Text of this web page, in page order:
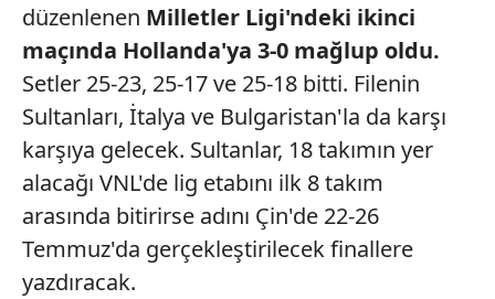
düzenlenen Milletler Ligi'ndeki ikinci
maçında Hollanda'ya 3-0 mağlup oldu.
Setler 25-23, 25-17 ve 25-18 bitti. Filenin
Sultanları, İtalya ve Bulgaristan'la da karşı
karşıya gelecek. Sultanlar, 18 takımın yer
alacağı VNL'de lig etabını ilk 8 takım
arasında bitirirse adını Çin'de 22-26
Temmuz'da gerçekleştirilecek finallere
yazdıracak.